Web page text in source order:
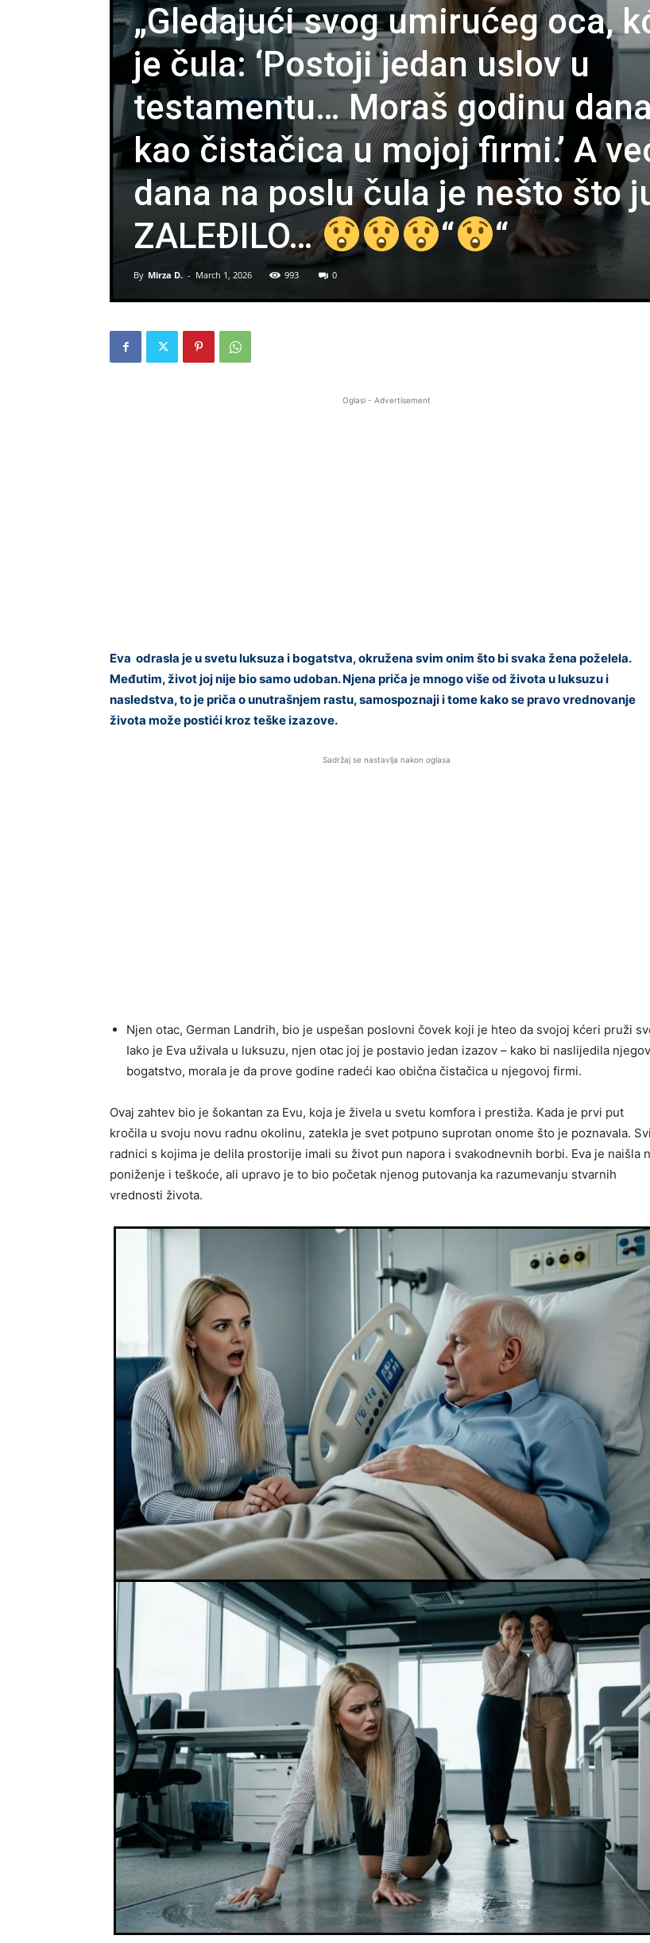
„Gledajući svog umirućeg oca,
je čula: ‘Postoji jedan uslov u
testamentu… Moraš godinu
kao čistačica u mojoj firmi.’ A
dana na poslu čula je nešto što
ZALEĐILO…
“ “
By Mirza D. - March 1, 2026 993 0
Oglasi - Advertisement
Eva odrasla je u svetu luksuza i bogatstva, okružena svim onim što bi svaka žena poželela.
Međutim, život joj nije bio samo udoban. Njena priča je mnogo više od života u luksuzu i
nasledstva, to je priča o unutrašnjem rastu, samospoznaji i tome kako se pravo vrednovanje
života može postići kroz teške izazove.
Sadržaj se nastavlja nakon oglasa
Njen otac, German Landrih, bio je uspešan poslovni čovek koji je hteo da svojoj kćeri pruži
Iako je Eva uživala u luksuzu, njen otac joj je postavio jedan izazov – kako bi naslijedila
bogatstvo, morala je da prove godine radeći kao obična čistačica u njegovoj firmi.
Ovaj zahtev bio je šokantan za Evu, koja je živela u svetu komfora i prestiža. Kada je prvi put
kročila u svoju novu radnu okolinu, zatekla je svet potpuno suprotan onome što je poznavala. Svi
radnici s kojima je delila prostorije imali su život pun napora i svakodnevnih borbi. Eva je naišla
poniženje i teškoće, ali upravo je to bio početak njenog putovanja ka razumevanju stvarnih
vrednosti života.